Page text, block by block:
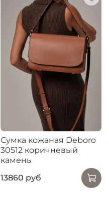
Сумка кожаная Deboro
30512 коричневый
камень
13860 руб